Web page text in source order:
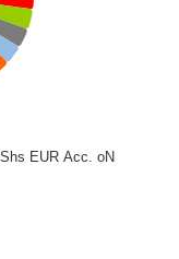
EUR Acc. oN
IHS 2007(0 (3.69%)
C Acc. (3.31%)
I USD Acc. (3.18%)